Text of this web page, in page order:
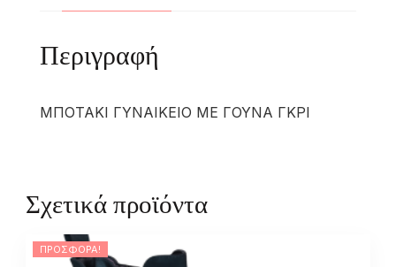
Περιγραφή
ΜΠΟΤΑΚΙ ΓΥΝΑΙΚΕΙΟ ΜΕ ΓΟΥΝΑ ΓΚΡΙ
Σχετικά προϊόντα
ΠΡΟΣΦΟΡΆ!